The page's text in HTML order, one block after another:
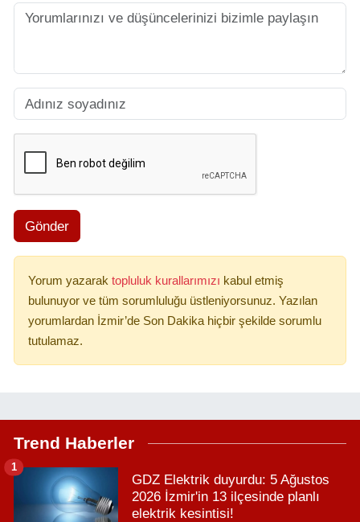
Gönder
Yorum yazarak topluluk kurallarımızı kabul etmiş
bulunuyor ve tüm sorumluluğu üstleniyorsunuz. Yazılan
yorumlardan İzmir’de Son Dakika hiçbir şekilde sorumlu
tutulamaz.
Trend Haberler
GDZ Elektrik duyurdu: 5 Ağustos
2026 İzmir'in 13 ilçesinde planlı
elektrik kesintisi!
1